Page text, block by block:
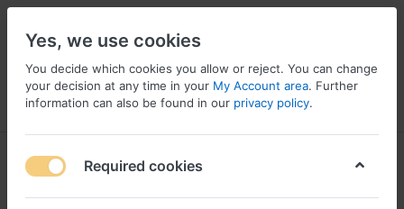
Menu Log in Compare Wishlist
Yes, we use cookies
You decide which cookies you allow or reject. You can change
your decision at any time in your My Account area. Further
information can also be found in our privacy policy.
Required cookies